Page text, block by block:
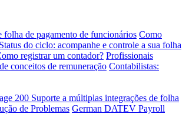
folha de pagamento de funcionários Como
Status do ciclo: acompanhe e controle a sua folha
registrar um contador? Profissionais
conceitos de remuneração Contabilistas:
200 Suporte a múltiplas integrações de folha
de Problemas German DATEV Payroll